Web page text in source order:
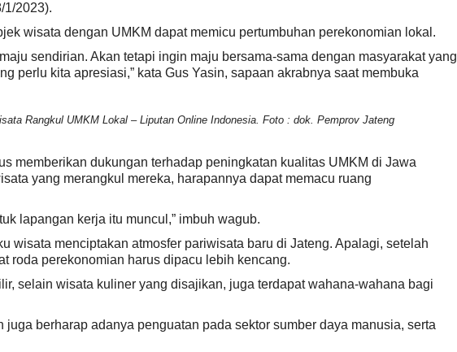
1/2023).
wisata dengan UMKM dapat memicu pertumbuhan perekonomian lokal.
sendirian. Akan tetapi ingin maju bersama-sama dengan masyarakat yang
perlu kita apresiasi,” kata Gus Yasin, sapaan akrabnya saat membuka
Rangkul UMKM Lokal – Liputan Online Indonesia. Foto : dok. Pemprov Jateng
memberikan dukungan terhadap peningkatan kualitas UMKM di Jawa
yang merangkul mereka, harapannya dapat memacu ruang
lapangan kerja itu muncul,” imbuh wagub.
wisata menciptakan atmosfer pariwisata baru di Jateng. Apalagi, setelah
roda perekonomian harus dipacu lebih kencang.
selain wisata kuliner yang disajikan, juga terdapat wahana-wahana bagi
berharap adanya penguatan pada sektor sumber daya manusia, serta